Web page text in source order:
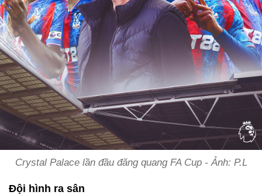
Crystal Palace lần đầu đăng quang FA Cup - Ảnh: P.L
Đội hình ra sân